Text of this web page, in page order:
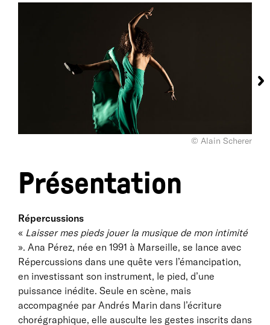
© Alain Scherer
Présentation
Répercussions
« Laisser mes pieds jouer la musique de mon intimité
». Ana Pérez, née en 1991 à Marseille, se lance avec
Répercussions dans une quête vers l’émancipation,
en investissant son instrument, le pied, d’une
puissance inédite. Seule en scène, mais
accompagnée par Andrés Marin dans l’écriture
chorégraphique, elle ausculte les gestes inscrits dans